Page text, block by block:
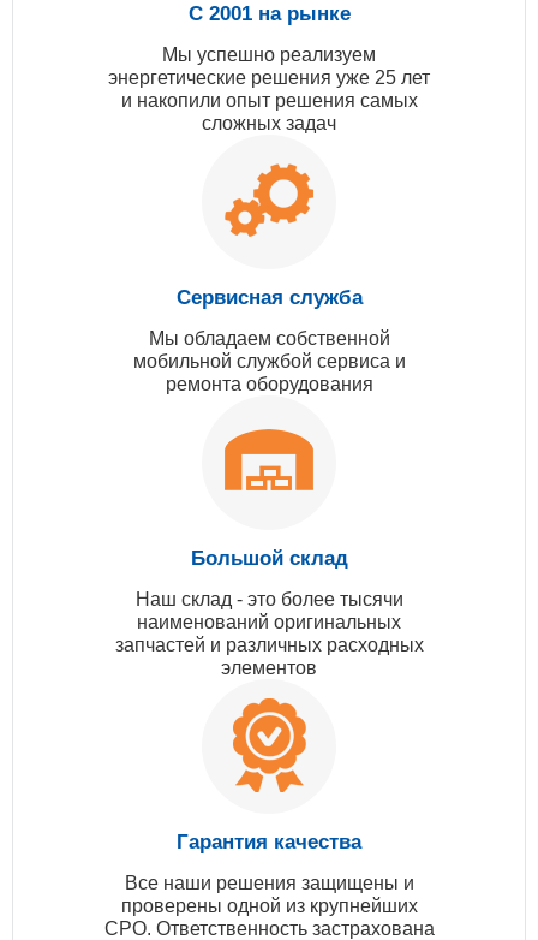
С 2001 на рынке
Мы успешно реализуем
энергетические решения уже 25 лет
и накопили опыт решения самых
сложных задач
Сервисная служба
Мы обладаем собственной
мобильной службой сервиса и
ремонта оборудования
Большой склад
Наш склад - это более тысячи
наименований оригинальных
запчастей и различных расходных
элементов
Гарантия качества
Все наши решения защищены и
проверены одной из крупнейших
СРО. Ответственность застрахована